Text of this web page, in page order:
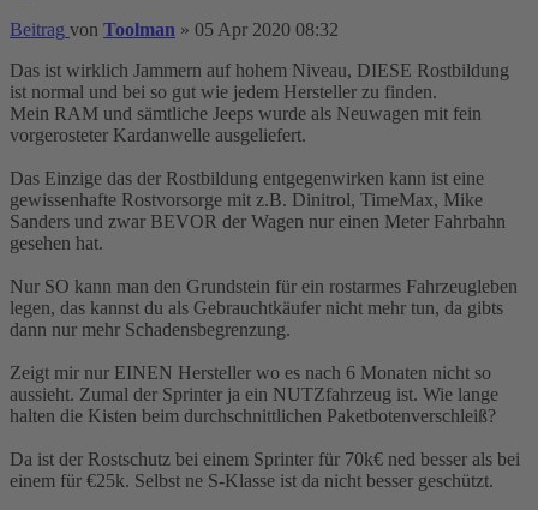
Beitrag von Toolman » 05 Apr 2020 08:32
Das ist wirklich Jammern auf hohem Niveau, DIESE Rostbildung
ist normal und bei so gut wie jedem Hersteller zu finden.
Mein RAM und sämtliche Jeeps wurde als Neuwagen mit fein
vorgerosteter Kardanwelle ausgeliefert.
Das Einzige das der Rostbildung entgegenwirken kann ist eine
gewissenhafte Rostvorsorge mit z.B. Dinitrol, TimeMax, Mike
Sanders und zwar BEVOR der Wagen nur einen Meter Fahrbahn
gesehen hat.
Nur SO kann man den Grundstein für ein rostarmes Fahrzeugleben
legen, das kannst du als Gebrauchtkäufer nicht mehr tun, da gibts
dann nur mehr Schadensbegrenzung.
Zeigt mir nur EINEN Hersteller wo es nach 6 Monaten nicht so
aussieht. Zumal der Sprinter ja ein NUTZfahrzeug ist. Wie lange
halten die Kisten beim durchschnittlichen Paketbotenverschleiß?
Da ist der Rostschutz bei einem Sprinter für 70k€ ned besser als bei
einem für €25k. Selbst ne S-Klasse ist da nicht besser geschützt.